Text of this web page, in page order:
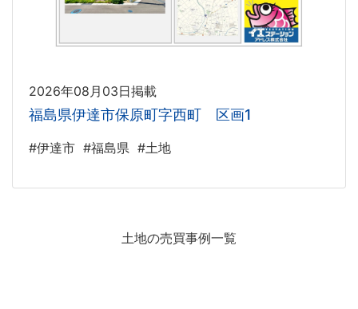
2026年08月03日掲載
福島県伊達市保原町字西町 区画1
#伊達市 #福島県 #土地
土地の売買事例一覧